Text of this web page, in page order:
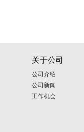
关于公司
公司介绍
公司新闻
工作机会